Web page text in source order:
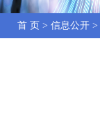
首 页 > 信息公开 >